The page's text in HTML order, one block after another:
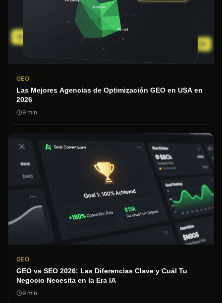
GEO
Las Mejores Agencias de Optimización GEO en USA en
2026
9 min
GEO
GEO vs SEO 2026: Las Diferencias Clave y Cuál Tu
Negocio Necesita en la Era IA
9 min